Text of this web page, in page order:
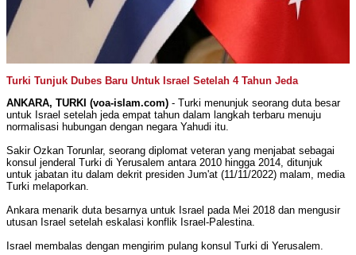
Turki Tunjuk Dubes Baru Untuk Israel Setelah 4 Tahun Jeda
ANKARA, TURKI (voa-islam.com) - Turki menunjuk seorang duta besar
untuk Israel setelah jeda empat tahun dalam langkah terbaru menuju
normalisasi hubungan dengan negara Yahudi itu.
Sakir Ozkan Torunlar, seorang diplomat veteran yang menjabat sebagai
konsul jenderal Turki di Yerusalem antara 2010 hingga 2014, ditunjuk
untuk jabatan itu dalam dekrit presiden Jum'at (11/11/2022) malam, media
Turki melaporkan.
Ankara menarik duta besarnya untuk Israel pada Mei 2018 dan mengusir
utusan Israel setelah eskalasi konflik Israel-Palestina.
Israel membalas dengan mengirim pulang konsul Turki di Yerusalem.